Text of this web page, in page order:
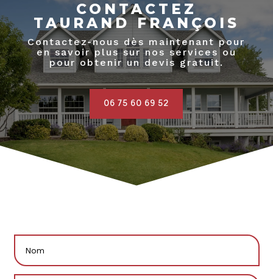
CONTACTEZ
TAURAND FRANÇOIS
Contactez-nous dès maintenant pour
en savoir plus sur nos services ou
pour obtenir un devis gratuit.
06 75 60 69 52